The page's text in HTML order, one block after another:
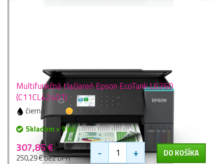
Multifunkčná tlačiareň Epson EcoTank L6360
(C11CL42401)
čierna
1 zlaťák
Skladom > 9 ks
307,85 €
250,29 € bez DPH - + DO KOŠÍKA